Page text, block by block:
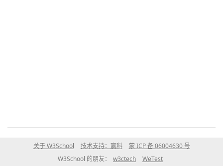
关于 W3School 技术支持：赢科
蒙 ICP 备 06004630 号
W3School 的朋友：
w3ctech WeTest